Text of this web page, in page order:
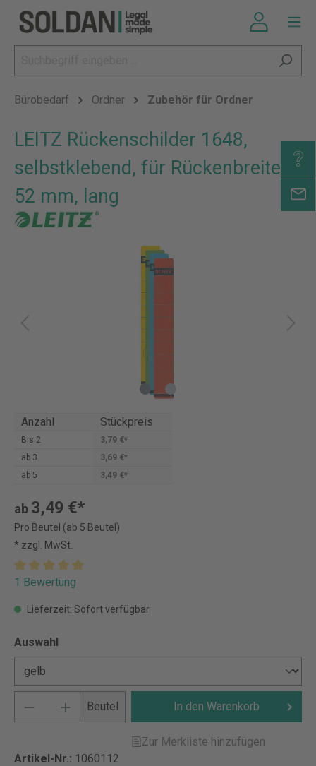
Bürobedarf Ordner Zubehör für Ordner
LEITZ Rückenschilder 1648,
selbstklebend, für Rückenbreite
52 mm, lang
Anzahl Stückpreis
Bis 2
3,79 €*
ab 3
3,69 €*
ab 5 3,49 €*
ab 3,49 €*
Pro Beutel (ab 5 Beutel)
* zzgl. MwSt.
1 Bewertung
Lieferzeit: Sofort verfügbar
Auswahl
Beutel In den Warenkorb
Zur Merkliste hinzufügen
Artikel-Nr.: 1060112